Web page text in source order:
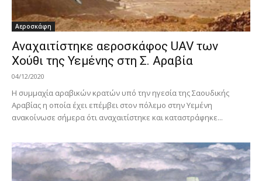
Αεροσκάφη
Αναχαιτίστηκε αεροσκάφος UAV των
Χούθι της Υεμένης στη Σ. Αραβία
04/12/2020
Η συμμαχία αραβικών κρατών υπό την ηγεσία της Σαουδικής
Αραβίας η οποία έχει επέμβει στον πόλεμο στην Υεμένη
ανακοίνωσε σήμερα ότι αναχαιτίστηκε και καταστράφηκε...